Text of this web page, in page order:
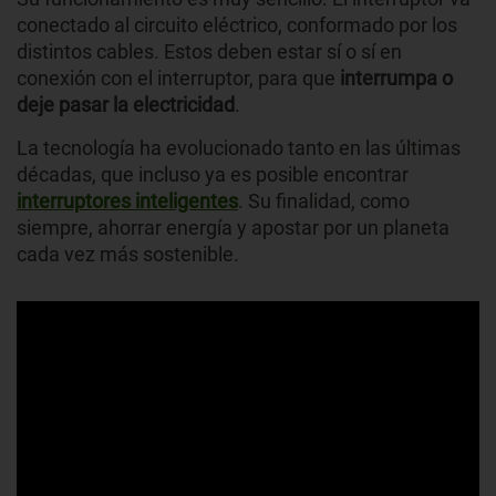
conectado al circuito eléctrico, conformado por los
distintos cables. Estos deben estar sí o sí en
conexión con el interruptor, para que interrumpa o
deje pasar la electricidad .
La tecnología ha evolucionado tanto en las últimas
décadas, que incluso ya es posible encontrar
interruptores inteligentes. Su finalidad, como
siempre, ahorrar energía y apostar por un planeta
cada vez más sostenible.